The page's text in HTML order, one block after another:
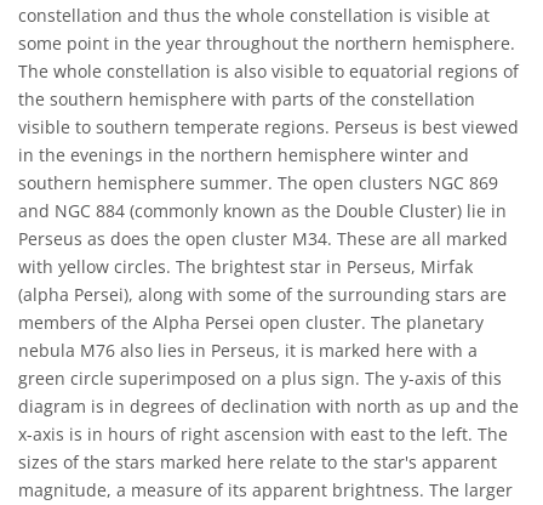
constellation and thus the whole constellation is visible at
some point in the year throughout the northern hemisphere.
The whole constellation is also visible to equatorial regions of
the southern hemisphere with parts of the constellation
visible to southern temperate regions. Perseus is best viewed
in the evenings in the northern hemisphere winter and
southern hemisphere summer. The open clusters NGC 869
and NGC 884 (commonly known as the Double Cluster) lie in
Perseus as does the open cluster M34. These are all marked
with yellow circles. The brightest star in Perseus, Mirfak
(alpha Persei), along with some of the surrounding stars are
members of the Alpha Persei open cluster. The planetary
nebula M76 also lies in Perseus, it is marked here with a
green circle superimposed on a plus sign. The y-axis of this
diagram is in degrees of declination with north as up and the
x-axis is in hours of right ascension with east to the left. The
sizes of the stars marked here relate to the star's apparent
magnitude, a measure of its apparent brightness. The larger